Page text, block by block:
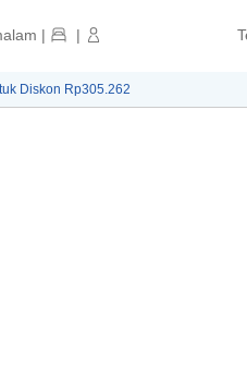
| |
Diskon Rp305.262